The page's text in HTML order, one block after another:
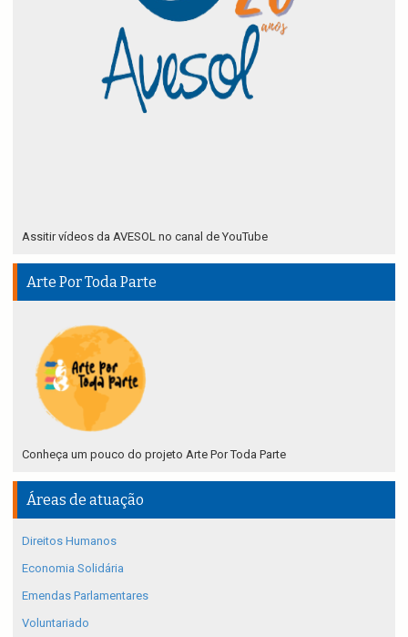
Assitir vídeos da AVESOL no canal de YouTube
Arte Por Toda Parte
Conheça um pouco do projeto Arte Por Toda Parte
Áreas de atuação
Direitos Humanos
Economia Solidária
Emendas Parlamentares
Voluntariado